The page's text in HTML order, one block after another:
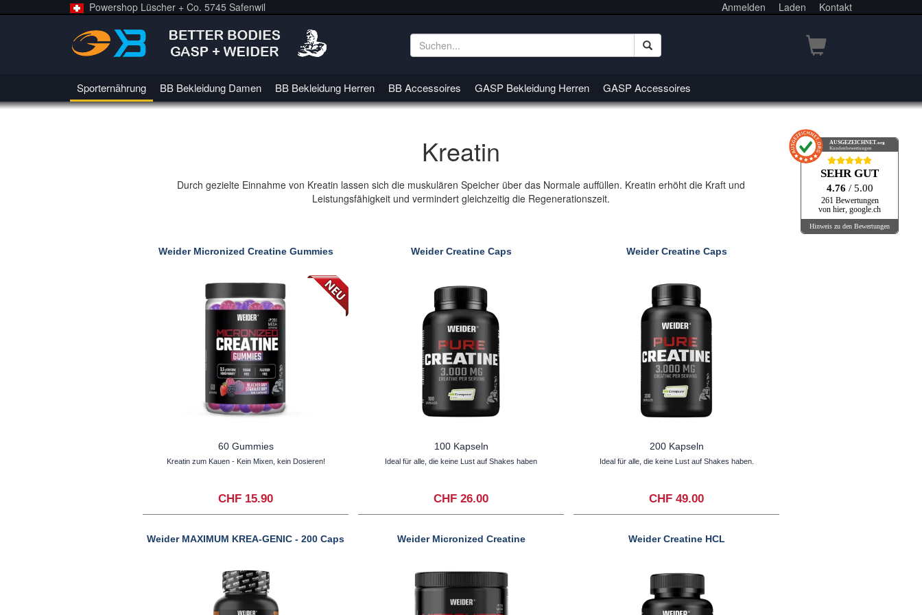
Powershop Lüscher + Co. 5745 Safenwil Anmelden Laden Kontakt
Sporternährung BB Bekleidung Damen BB Bekleidung Herren BB Accessoires GASP Bekleidung Herren GASP Accessoires
Kreatin
Durch gezielte Einnahme von Kreatin lassen sich die muskulären Speicher über das Normale auffüllen. Kreatin erhöht die Kraft und
Leistungsfähigkeit und vermindert gleichzeitig die Regenerationszeit.
AUSGEZEICHNET.org
Kundenbewertungen
SEHR GUT
4.76 / 5.00
261 Bewertungen
von hier, google.ch
Hinweis zu den Bewertungen
Weider Micronized Creatine Gummies
60 Gummies
Kreatin zum Kauen - Kein Mixen, kein Dosieren!
CHF 15.90
Weider Creatine Caps
100 Kapseln
Ideal für alle, die keine Lust auf Shakes haben
CHF 26.00
Weider Creatine Caps
200 Kapseln
Ideal für alle, die keine Lust auf Shakes haben.
CHF 49.00
Weider MAXIMUM KREA-GENIC - 200 Caps Weider Micronized Creatine Weider Creatine HCL